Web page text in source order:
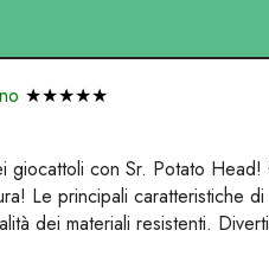
★★★★★
giocattoli con Sr. Potato
Le principali caratteristiche
dei materiali resistenti.